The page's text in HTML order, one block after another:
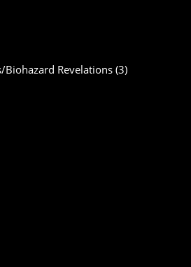
Biohazard Revelations (3)